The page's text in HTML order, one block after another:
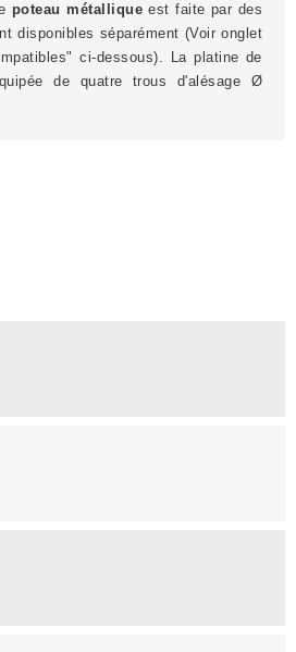
poteau métallique est faite par des
disponibles séparément (Voir onglet
ci-dessous). La platine de
de quatre trous d'alésage Ø